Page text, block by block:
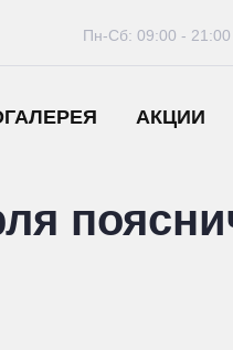
АКЦИИ
Пн-Сб: 09:00 - 21:00